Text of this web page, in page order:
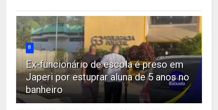
8
Ex-funcionário de escola é preso em
Japeri por estuprar aluna de 5 anos no
banheiro